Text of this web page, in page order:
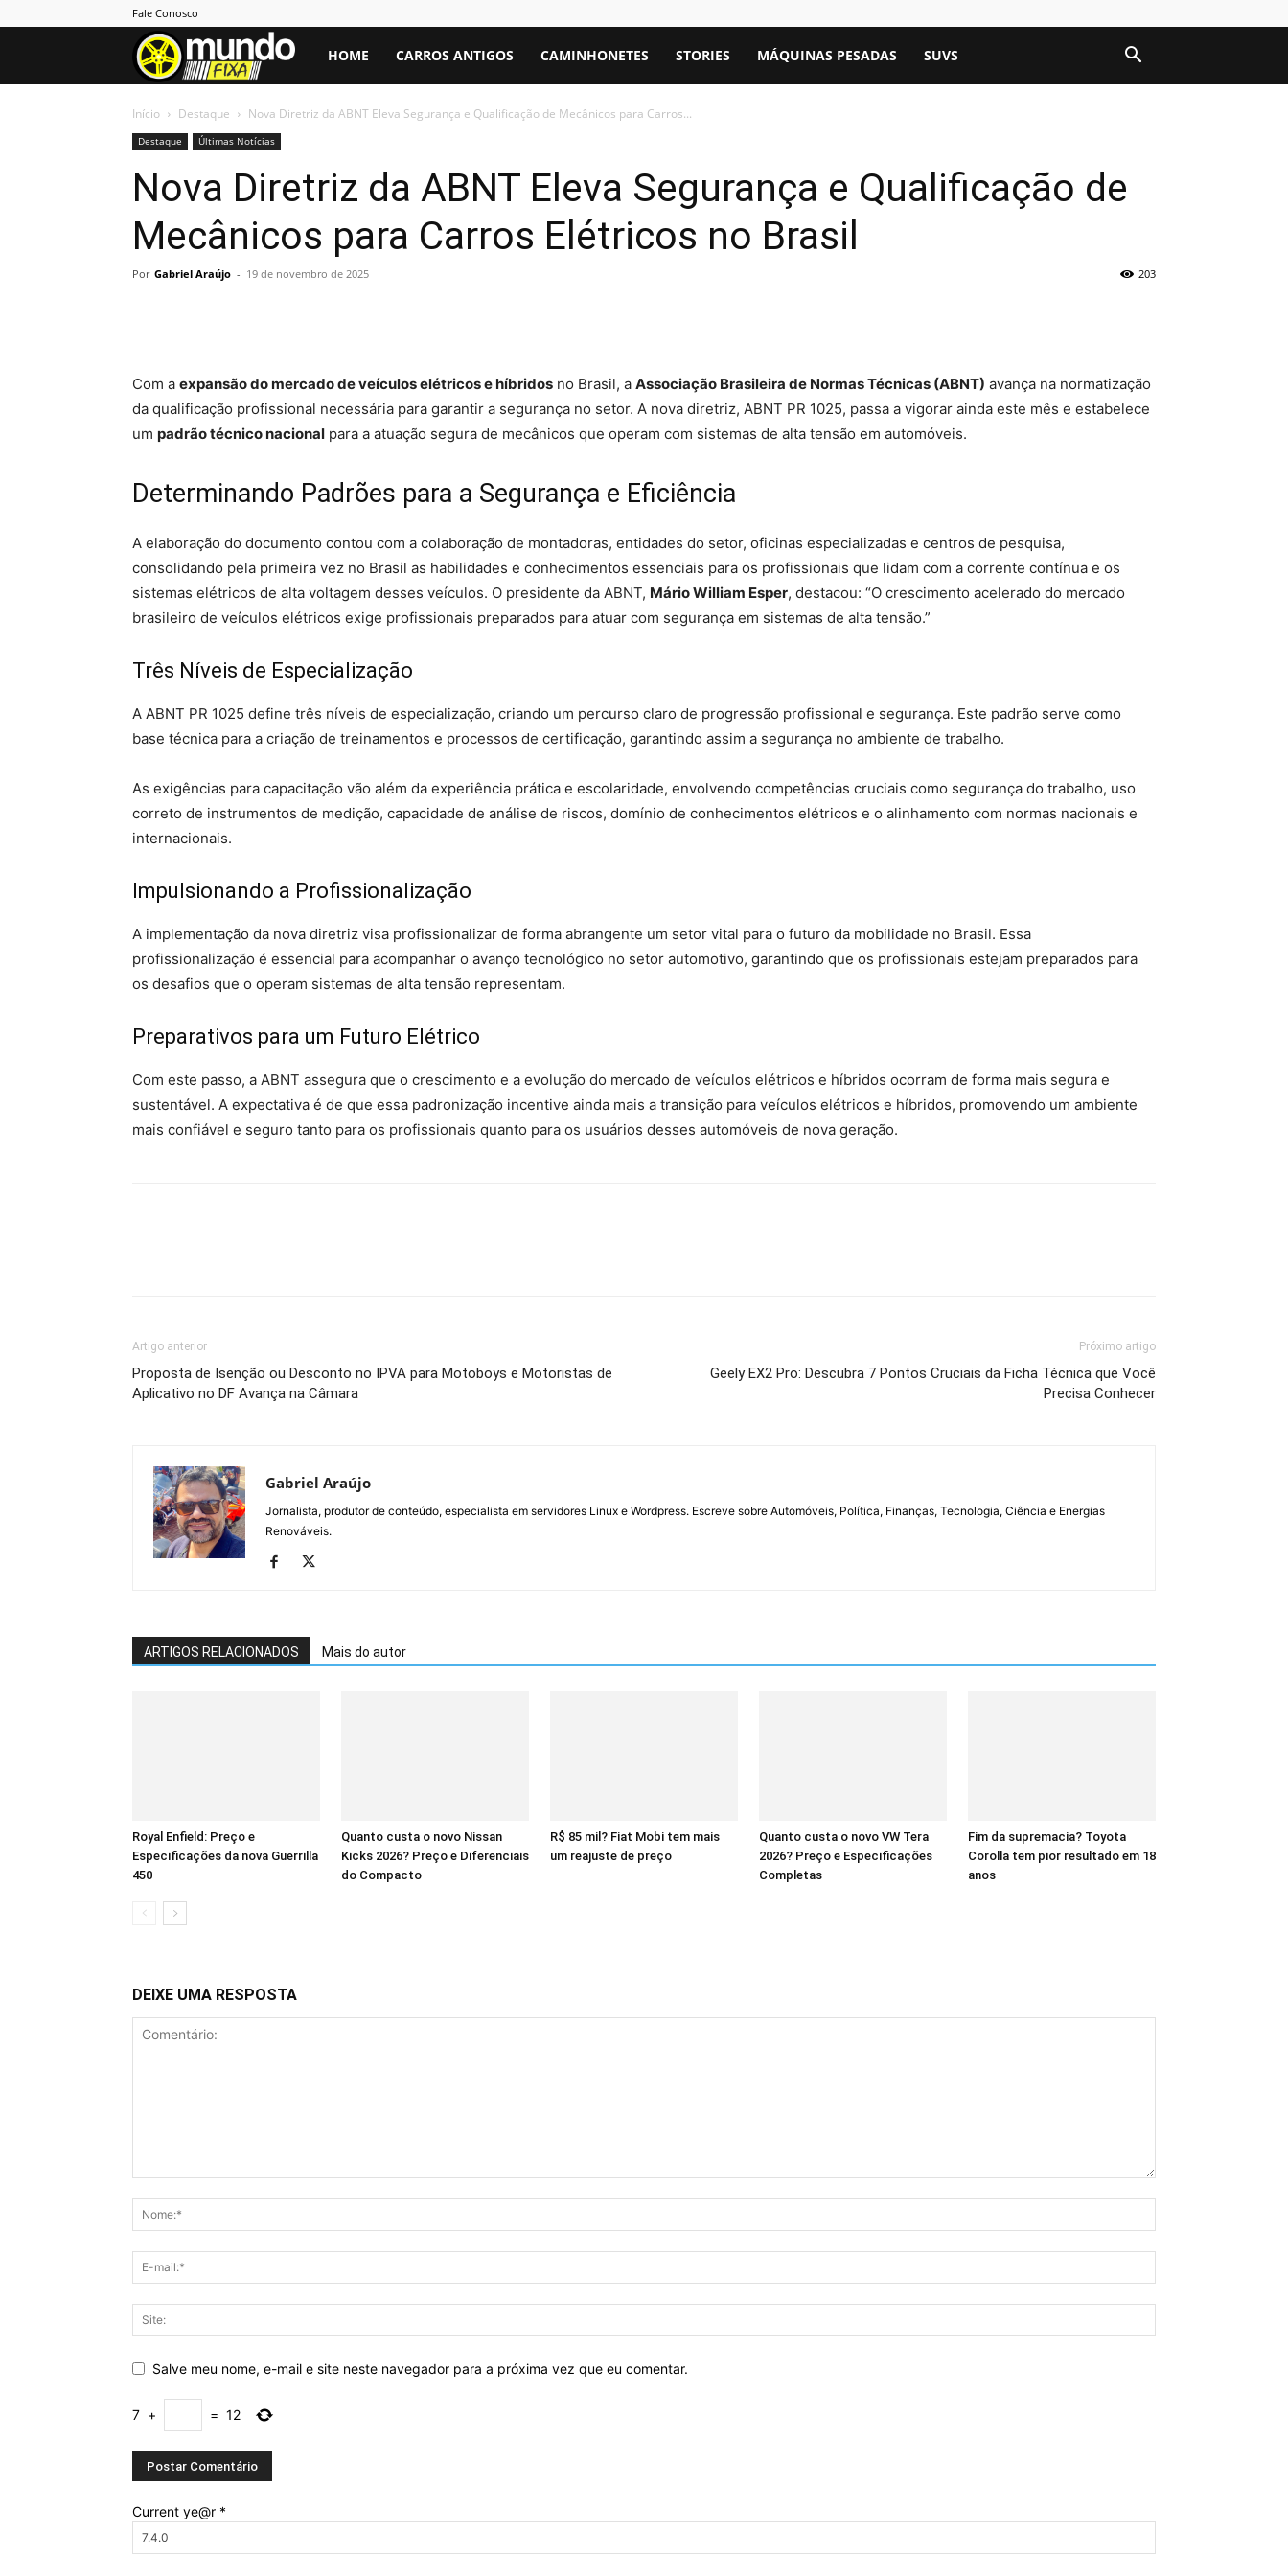
Fale Conosco
Mundo
Fixa
HOME CARROS ANTIGOS CAMINHONETES STORIES MÁQUINAS PESADAS SUVS
Início Destaque Nova Diretriz da ABNT Eleva Segurança e Qualificação de Mecânicos para Carros...
Destaque Últimas Notícias
Nova Diretriz da ABNT Eleva Segurança e Qualificação de
Mecânicos para Carros Elétricos no Brasil
Por Gabriel Araújo - 19 de novembro de 2025 203
Com a expansão do mercado de veículos elétricos e híbridos no Brasil, a Associação Brasileira de Normas Técnicas (ABNT) avança na normatização
da qualificação profissional necessária para garantir a segurança no setor. A nova diretriz, ABNT PR 1025, passa a vigorar ainda este mês e estabelece
um padrão técnico nacional para a atuação segura de mecânicos que operam com sistemas de alta tensão em automóveis.
Determinando Padrões para a Segurança e Eficiência
A elaboração do documento contou com a colaboração de montadoras, entidades do setor, oficinas especializadas e centros de pesquisa,
consolidando pela primeira vez no Brasil as habilidades e conhecimentos essenciais para os profissionais que lidam com a corrente contínua e os
sistemas elétricos de alta voltagem desses veículos. O presidente da ABNT, Mário William Esper, destacou: “O crescimento acelerado do mercado
brasileiro de veículos elétricos exige profissionais preparados para atuar com segurança em sistemas de alta tensão.”
Três Níveis de Especialização
A ABNT PR 1025 define três níveis de especialização, criando um percurso claro de progressão profissional e segurança. Este padrão serve como
base técnica para a criação de treinamentos e processos de certificação, garantindo assim a segurança no ambiente de trabalho.
As exigências para capacitação vão além da experiência prática e escolaridade, envolvendo competências cruciais como segurança do trabalho, uso
correto de instrumentos de medição, capacidade de análise de riscos, domínio de conhecimentos elétricos e o alinhamento com normas nacionais e
internacionais.
Impulsionando a Profissionalização
A implementação da nova diretriz visa profissionalizar de forma abrangente um setor vital para o futuro da mobilidade no Brasil. Essa
profissionalização é essencial para acompanhar o avanço tecnológico no setor automotivo, garantindo que os profissionais estejam preparados para
os desafios que o operam sistemas de alta tensão representam.
Preparativos para um Futuro Elétrico
Com este passo, a ABNT assegura que o crescimento e a evolução do mercado de veículos elétricos e híbridos ocorram de forma mais segura e
sustentável. A expectativa é de que essa padronização incentive ainda mais a transição para veículos elétricos e híbridos, promovendo um ambiente
mais confiável e seguro tanto para os profissionais quanto para os usuários desses automóveis de nova geração.
Artigo anterior
Proposta de Isenção ou Desconto no IPVA para Motoboys e Motoristas de
Aplicativo no DF Avança na Câmara
Próximo artigo
Geely EX2 Pro: Descubra 7 Pontos Cruciais da Ficha Técnica que Você
Precisa Conhecer
Gabriel Araújo
Jornalista, produtor de conteúdo, especialista em servidores Linux e Wordpress. Escreve sobre Automóveis, Política, Finanças, Tecnologia, Ciência e Energias
Renováveis.
ARTIGOS RELACIONADOS Mais do autor
Royal Enfield: Preço e
Especificações da nova Guerrilla
450
Quanto custa o novo Nissan
Kicks 2026? Preço e Diferenciais
do Compacto
R$ 85 mil? Fiat Mobi tem mais
um reajuste de preço
Quanto custa o novo VW Tera
2026? Preço e Especificações
Completas
Fim da supremacia? Toyota
Corolla tem pior resultado em 18
anos
DEIXE UMA RESPOSTA
Salve meu nome, e-mail e site neste navegador para a próxima vez que eu comentar.
7 + = 12
Current ye@r *